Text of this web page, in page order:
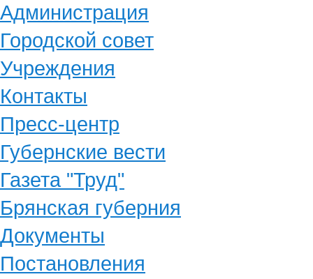
Администрация
Городской совет
Учреждения
Контакты
Пресс-центр
Губернские вести
Газета "Труд"
Брянская губерния
Документы
Постановления